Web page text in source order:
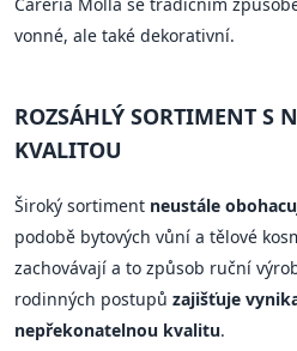
vonné, ale také dekorativní.
ROZSÁHLÝ SORTIMENT S
KVALITOU
Široký sortiment neustále
podobě bytových vůní a tělové
zachovávají a to způsob ruční
rodinných postupů zajišťuje
nepřekonatelnou kvalitu.